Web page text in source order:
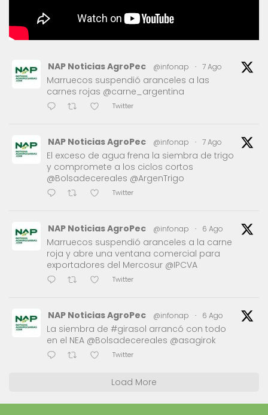
NAP Noticias AgroPec @infonap · 7 Ago
Marruecos suspendió aranceles a las
carnes rojas @carne_argentina
Twitter
NAP Noticias AgroPec @infonap · 7 Ago
El exceso de agua frena la siembra de trigo
y compromete a los ciclos cortos
@Bolsadecereales @ArgenTrigo
Twitter
NAP Noticias AgroPec @infonap · 6 Ago
Marruecos suspendió aranceles a la carne
roja y abre una ventana comercial para
exportadores del Mercosur @IPCVA
Twitter
NAP Noticias AgroPec @infonap · 6 Ago
La siembra de #girasol arrancó con todo
en el NEA @Bolsadecereales @asagirok
Twitter
Load More